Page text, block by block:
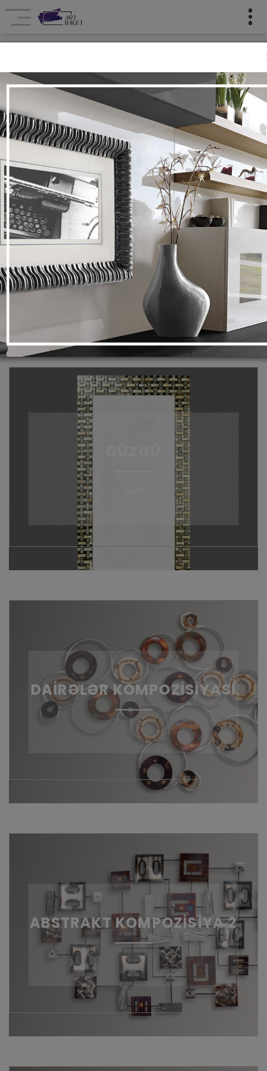
Dekorativ Əşyalar
Ana səhifə Dekorativ Əşyalar
DIVAR ÜÇÜN DEKOR
DEKORATIV HEYKƏLLƏR
POSTERLƏR
VAZALAR
ŞAMDANLAR
FOTO ÜÇÜN ÇƏRÇIVƏLƏR
DAİRƏLƏR KOMPOZİSİYASI
ABSTRAKT KOMPOZİSİYA 2